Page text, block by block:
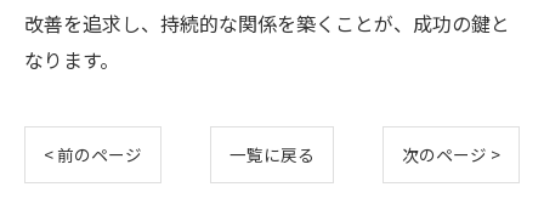
改善を追求し、持続的な関係を築くことが、成功の鍵と
なります。
< 前のページ 一覧に戻る 次のページ >